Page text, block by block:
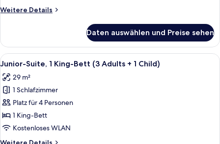
Adults
Children)
anzeigen
Weitere Details
Weitere
Suite,
1 King-
Bett
Adults
+
Children)
Daten auswählen und Preise sehen
Alle
Fotos
für
Junior-
Suite,
1 King-
Bett
Ein modernes Hotelzimmer mit einer
4
Junior-Suite, 1 King-Bett (3 Adults + 1 Child)
29 m²
1 Schlafzimmer
Platz für 4 Personen
1 King-Bett
Kostenloses WLAN
Weitere